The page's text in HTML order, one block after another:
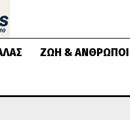
ΖΩΉ & ΆΝΘΡΩΠΟΙ